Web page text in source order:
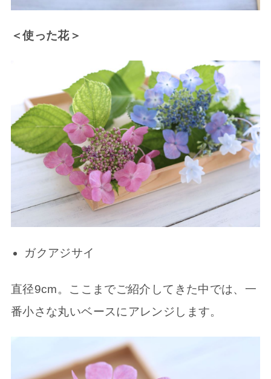
＜使った花＞
ガクアジサイ
直径9cm。ここまでご紹介してきた中では、一
番小さな丸いベースにアレンジします。